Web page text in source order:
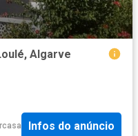
Algarve
Infos do anúncio